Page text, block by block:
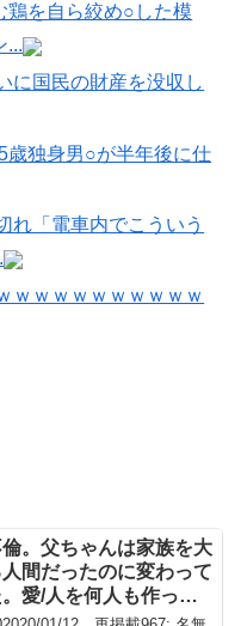
鶏を自ら絞め○した模
...
に国民の財産を没収し
歳独身男○が半年後に仕
れ「電車内でこういう
ｗｗｗｗｗｗｗｗｗｗ
。父ちゃんは家族を大
間だったのに変わって
愛/人を何人も作って